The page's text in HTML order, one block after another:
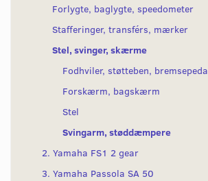
Forlygte, baglygte, speedometer
Stafferinger, transférs, mærker
Stel, svinger, skærme
Fodhviler, støtteben, bremsepeda
Forskærm, bagskærm
Stel
Svingarm, støddæmpere
2. Yamaha FS1 2 gear
3. Yamaha Passola SA 50